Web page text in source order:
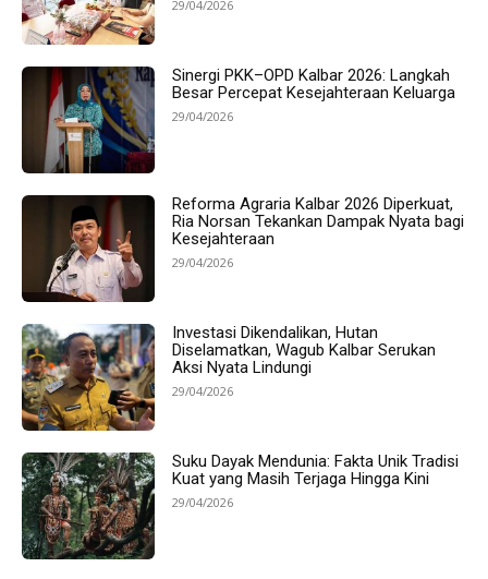
29/04/2026
Sinergi PKK–OPD Kalbar 2026: Langkah
Besar Percepat Kesejahteraan Keluarga
29/04/2026
Reforma Agraria Kalbar 2026 Diperkuat,
Ria Norsan Tekankan Dampak Nyata bagi
Kesejahteraan
29/04/2026
Investasi Dikendalikan, Hutan
Diselamatkan, Wagub Kalbar Serukan
Aksi Nyata Lindungi
29/04/2026
Suku Dayak Mendunia: Fakta Unik Tradisi
Kuat yang Masih Terjaga Hingga Kini
29/04/2026